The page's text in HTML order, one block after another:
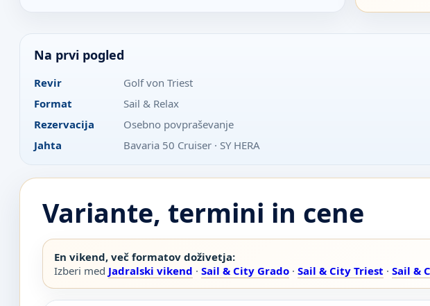
Na prvi pogled
Revir
Golf von Triest
Format
Sail & Relax
Rezervacija
Osebno povpraševanje
Jahta
Bavaria 50 Cruiser · SY HERA
Variante, termini in cene
En vikend, več formatov doživetja:
Izberi med Jadralski vikend · Sail & City Grado · Sail & City Triest · Sail &